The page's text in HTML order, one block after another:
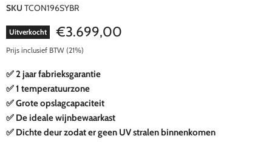
SKU TCON196SYBR
Uitverkocht Huidige prijs
€3.699,00
Prijs inclusief BTW (21%)
✅ 2 jaar fabrieksgarantie
✅ 1 temperatuurzone
✅ Grote opslagcapaciteit
✅ De ideale wijnbewaarkast
✅ Dichte deur zodat er geen UV stralen binnenkomen